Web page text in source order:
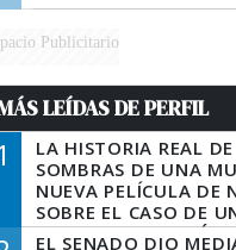
Publicitario
LEÍDAS DE PERFIL
LA HISTORIA REAL
SOMBRAS DE UNA
NUEVA PELÍCULA DE
SOBRE EL CASO DE
QUE DESCUARTIZÓ A
EL SENADO DIO